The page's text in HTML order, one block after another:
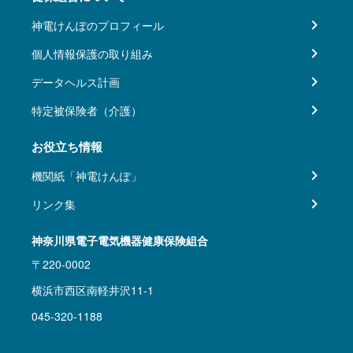
神電けんぽのプロフィール
個人情報保護の取り組み
データヘルス計画
特定被保険者（介護）
お役立ち情報
機関紙「神電けんぽ」
リンク集
神奈川県電子電気機器健康保険組合
〒220-0002
横浜市西区南軽井沢11-1
045-320-1188